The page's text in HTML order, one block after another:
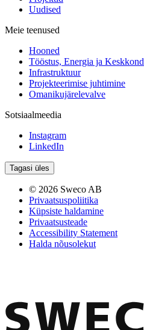
Uudised
Meie teenused
Hooned
Tööstus, Energia ja Keskkond
Infrastruktuur
Projekteerimise juhtimine
Omanikujärelevalve
Sotsiaalmeedia
Instagram
LinkedIn
Tagasi üles
© 2026 Sweco AB
Privaatsuspoliitika
Küpsiste haldamine
Privaatsusteade
Accessibility Statement
Halda nõusolekut